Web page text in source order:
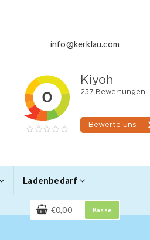
info@kerklau.com
Ladenbedarf
€0,00 Kasse